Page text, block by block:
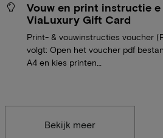
Vouw en print instructie
ViaLuxury Gift Card
Print- & vouwinstructies voucher
volgt: Open het voucher pdf
A4 en kies printen…
Bekijk meer